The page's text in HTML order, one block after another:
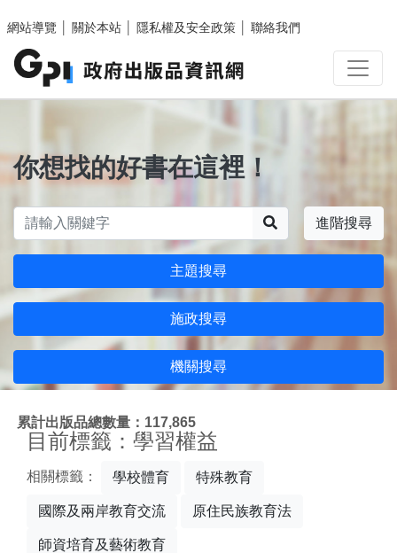
網站導覽
關於本站 隱私權及安全政策 聯絡我們
你想找的好書在這裡！
進階搜尋
主題搜尋
施政搜尋
機關搜尋
累計出版品總數量：117,865
目前標籤：學習權益
相關標籤： 學校體育 特殊教育
國際及兩岸教育交流 原住民族教育法
師資培育及藝術教育